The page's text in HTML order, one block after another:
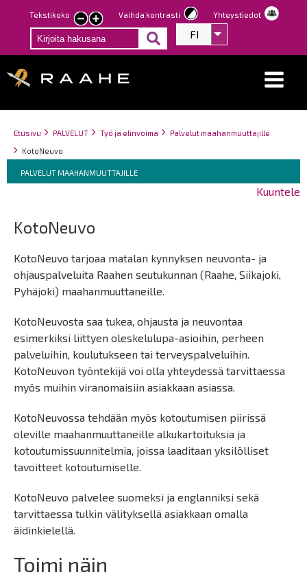
Hyppää
pääsisältöön
Tekstikoko
Pienennä
tekstin
kokoa
Suurenna
tekstin
kokoa
Vaihda kontrasti Yhteystiedot
FI Listaa
Breadcrumbs
You
are
Etusivu PALVELUT Työ ja elinvoima
Palvelut maahanmuuttajille
KotoNeuvo
Breadcrumbs
You
are
PALVELUT MAAHANMUUTTAJILLE
Kuuntele
KotoNeuvo
KotoNeuvo tarjoaa matalan kynnyksen neuvonta- ja
ohjauspalveluita Raahen seutukunnan (Raahe, Siikajoki,
Pyhäjoki) maahanmuuttaneille.
KotoNeuvosta saa tukea, ohjausta ja neuvontaa
esimerkiksi liittyen oleskelulupa-asioihin, perheen
palveluihin, koulutukseen tai terveyspalveluihin.
KotoNeuvon työntekijä voi olla yhteydessä tarvittaessa
myös muihin viranomaisiin asiakkaan asiassa.
KotoNeuvossa tehdään myös kotoutumisen piirissä
oleville maahanmuuttaneille alkukartoituksia ja
kotoutumissuunnitelmia, joissa laaditaan yksilölliset
tavoitteet kotoutumiselle.
KotoNeuvo palvelee suomeksi ja englanniksi sekä
tarvittaessa tulkin välityksellä asiakkaan omalla
äidinkielellä.
Toimi näin